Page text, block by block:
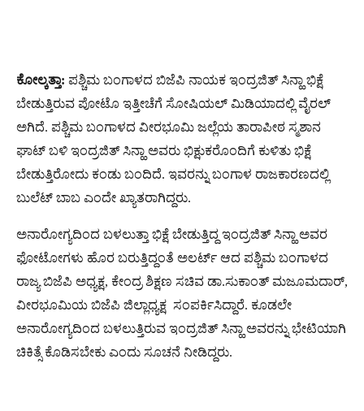
ಕೋಲ್ಕತ್ತಾ: ಪಶ್ಚಿಮ ಬಂಗಾಳದ ಬಿಜೆಪಿ ನಾಯಕ ಇಂದ್ರಜಿತ್​ ಸಿನ್ಹಾ ಭಿಕ್ಷೆ
ಬೇಡುತ್ತಿರುವ ಪೋಟೊ ಇತ್ತೀಚೆಗೆ ಸೋಷಿಯಲ್​ ಮಿಡಿಯಾದಲ್ಲಿ ವೈರಲ್​
ಅಗಿದೆ. ಪಶ್ಚಿಮ ಬಂಗಾಳದ ವೀರಭೂಮಿ ಜಲ್ಲೆಯ ತಾರಾಪೀಠ ಸ್ಮಶಾನ
ಘಾಟ್ ಬಳಿ ಇಂದ್ರಜಿತ್ ಸಿನ್ಹಾ ಅವರು ಭಿಕ್ಷುಕರೊಂದಿಗೆ ಕುಳಿತು ಭಿಕ್ಷೆ
ಬೇಡುತ್ತಿರೋದು ಕಂಡು ಬಂದಿದೆ. ಇವರನ್ನು ಬಂಗಾಳ ರಾಜಕಾರಣದಲ್ಲಿ
ಬುಲೆಟ್​ ಬಾಬ ಎಂದೇ ಖ್ಯಾತರಾಗಿದ್ದರು.
ಅನಾರೋಗ್ಯದಿಂದ ಬಳಲುತ್ತಾ ಭಿಕ್ಷೆ ಬೇಡುತ್ತಿದ್ದ ಇಂದ್ರಜಿತ್ ಸಿನ್ಹಾ ಅವರ
ಫೋಟೋಗಳು ಹೊರ ಬರುತ್ತಿದ್ದಂತೆ ಅಲರ್ಟ್ ಆದ ಪಶ್ಚಿಮ ಬಂಗಾಳದ
ರಾಜ್ಯ ಬಿಜೆಪಿ ಅಧ್ಯಕ್ಷ, ಕೇಂದ್ರ ಶಿಕ್ಷಣ ಸಚಿವ ಡಾ.ಸುಕಾಂತ್ ಮಜೂಮದಾರ್,
ವೀರಭೂಮಿಯ ಬಿಜೆಪಿ ಜಿಲ್ಲಾಧ್ಯಕ್ಷ ಸಂಪರ್ಕಿಸಿದ್ದಾರೆ. ಕೂಡಲೇ
ಅನಾರೋಗ್ಯದಿಂದ ಬಳಲುತ್ತಿರುವ ಇಂದ್ರಜಿತ್ ಸಿನ್ಹಾ ಅವರನ್ನು ಭೇಟಿಯಾಗಿ
ಚಿಕಿತ್ಸೆ ಕೊಡಿಸಬೇಕು ಎಂದು ಸೂಚನೆ ನೀಡಿದ್ದರು.